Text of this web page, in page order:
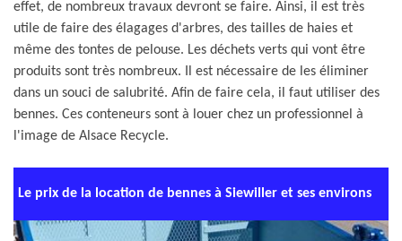
effet, de nombreux travaux devront se faire. Ainsi, il est très
utile de faire des élagages d'arbres, des tailles de haies et
même des tontes de pelouse. Les déchets verts qui vont être
produits sont très nombreux. Il est nécessaire de les éliminer
dans un souci de salubrité. Afin de faire cela, il faut utiliser des
bennes. Ces conteneurs sont à louer chez un professionnel à
l'image de Alsace Recycle.
Le prix de la location de bennes à Siewiller et ses environs